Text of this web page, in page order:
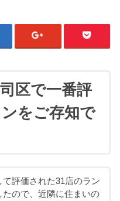
区で一番評
をご存知で
評価された31店のラン
ので、近隣に住まいの